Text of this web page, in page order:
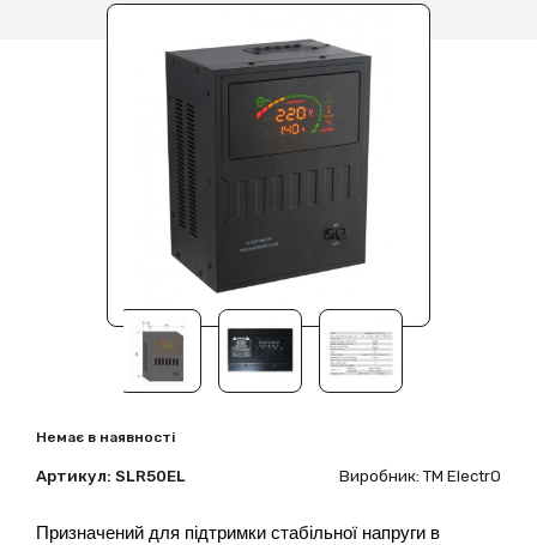
Немає в наявності
Артикул: SLR50EL Виробник: ТМ ElectrO
Призначений для підтримки стабільної напруги в